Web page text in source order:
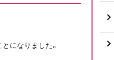
になりました。